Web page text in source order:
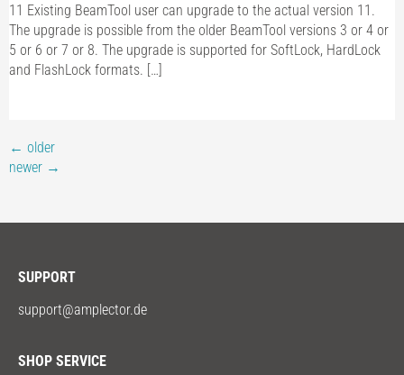
11 Existing BeamTool user can upgrade to the actual version 11.
The upgrade is possible from the older BeamTool versions 3 or 4 or
5 or 6 or 7 or 8. The upgrade is supported for SoftLock, HardLock
and FlashLock formats. […]
← older
newer →
SUPPORT
support@amplector.de
SHOP SERVICE